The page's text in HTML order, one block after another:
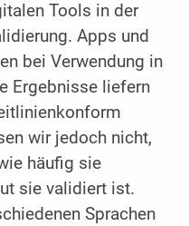
Tools in der
Apps und
bei Verwendung in
Ergebnisse liefern
wir jedoch nicht,
häufig sie
sie validiert ist.
Sprachen